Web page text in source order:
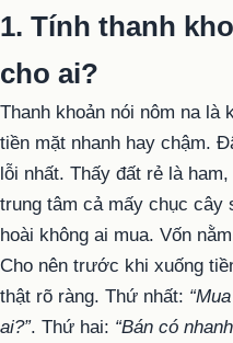
1. Tính thanh
cho ai?
Thanh khoản nói nôm na là
tiền mặt nhanh hay chậm.
lỗi nhất. Thấy đất rẻ là
trung tâm cả mấy chục cây
hoài không ai mua. Vốn
Cho nên trước khi xuống
thật rõ ràng. Thứ nhất:
ai?”. Thứ hai: “Bán có